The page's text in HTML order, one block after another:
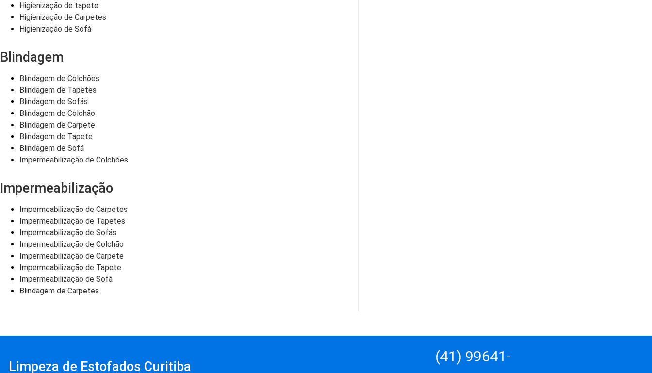
Higienização de tapete
Higienização de Carpetes
Higienização de Sofá
Blindagem
Blindagem de Colchões
Blindagem de Tapetes
Blindagem de Sofás
Blindagem de Colchão
Blindagem de Carpete
Blindagem de Tapete
Blindagem de Sofá
Impermeabilização de Colchões
Impermeabilização
Impermeabilização de Carpetes
Impermeabilização de Tapetes
Impermeabilização de Sofás
Impermeabilização de Colchão
Impermeabilização de Carpete
Impermeabilização de Tapete
Impermeabilização de Sofá
Blindagem de Carpetes
Limpeza de Estofados Curitiba
(41) 99641-